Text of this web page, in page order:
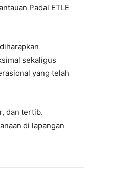
Padal ETLE
sekaligus
yang telah
dan tertib.
di lapangan